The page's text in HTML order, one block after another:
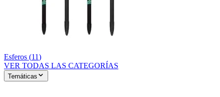
Esferos (11)
VER TODAS LAS CATEGORÍAS
Temáticas